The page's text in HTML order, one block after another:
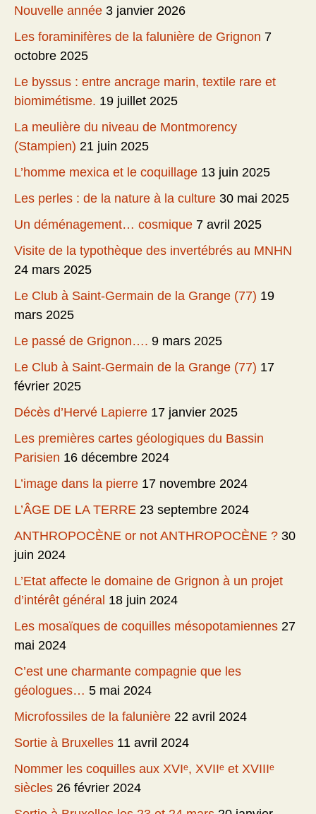
Nouvelle année 3 janvier 2026
Les foraminifères de la falunière de Grignon 7
octobre 2025
Le byssus : entre ancrage marin, textile rare et
biomimétisme. 19 juillet 2025
La meulière du niveau de Montmorency
(Stampien) 21 juin 2025
L’homme mexica et le coquillage 13 juin 2025
Les perles : de la nature à la culture 30 mai 2025
Un déménagement… cosmique 7 avril 2025
Visite de la typothèque des invertébrés au MNHN
24 mars 2025
Le Club à Saint-Germain de la Grange (77) 19
mars 2025
Le passé de Grignon…. 9 mars 2025
Le Club à Saint-Germain de la Grange (77) 17
février 2025
Décès d’Hervé Lapierre 17 janvier 2025
Les premières cartes géologiques du Bassin
Parisien 16 décembre 2024
L’image dans la pierre 17 novembre 2024
L’ÂGE DE LA TERRE 23 septembre 2024
ANTHROPOCÈNE or not ANTHROPOCÈNE ? 30
juin 2024
L’Etat affecte le domaine de Grignon à un projet
d’intérêt général 18 juin 2024
Les mosaïques de coquilles mésopotamiennes 27
mai 2024
C’est une charmante compagnie que les
géologues… 5 mai 2024
Microfossiles de la falunière 22 avril 2024
Sortie à Bruxelles 11 avril 2024
Nommer les coquilles aux XVIᵉ, XVIIᵉ et XVIIIᵉ
siècles 26 février 2024